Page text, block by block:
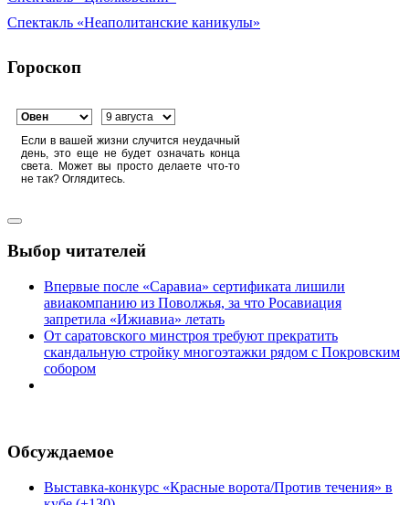
Спектакль «Неаполитанские каникулы»
Гороскоп
Если в вашей жизни случится неудачный
день, это еще не будет означать конца
света. Может вы просто делаете что-то
не так? Оглядитесь.
Выбор читателей
Впервые после «Саравиа» сертификата лишили
авиакомпанию из Поволжья, за что Росавиация
запретила «Ижиавиа» летать
От саратовского минстроя требуют прекратить
скандальную стройку многоэтажки рядом с Покровским
собором
Обсуждаемое
Выставка-конкурс «Красные ворота/Против течения» в